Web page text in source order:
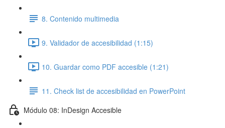
8. Contenido multimedia
9. Validador de accesibilidad (1:15)
10. Guardar como PDF accesible (1:21)
11. Check list de accesibilidad en PowerPoint
Módulo 08: InDesign Accesible